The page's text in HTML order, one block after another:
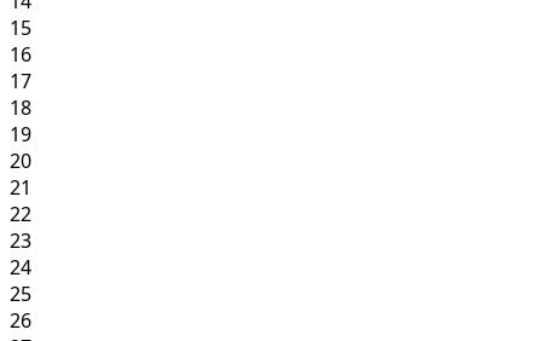
15
16
17
18
19
20
21
22
23
24
25
26